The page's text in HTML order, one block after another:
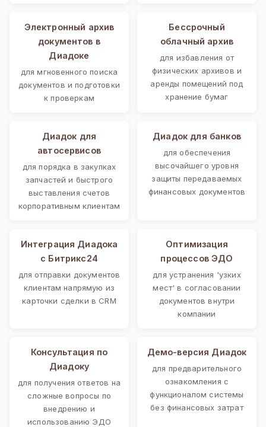
Электронный архив
документов в
Диадоке
для мгновенного поиска
документов и подготовки
к проверкам
Бессрочный
облачный архив
для избавления от
физических архивов и
аренды помещений под
хранение бумаг
Диадок для
автосервисов
для порядка в закупках
запчастей и быстрого
выставления счетов
корпоративным клиентам
Диадок для банков
для обеспечения
высочайшего уровня
защиты передаваемых
финансовых документов
Интеграция Диадока
с Битрикс24
для отправки документов
клиентам напрямую из
карточки сделки в CRM
Оптимизация
процессов ЭДО
для устранения 'узких
мест' в согласовании
документов внутри
компании
Консультация по
Диадоку
для получения ответов на
сложные вопросы по
внедрению и
использованию ЭДО
Демо-версия Диадок
для предварительного
ознакомления с
функционалом системы
без финансовых затрат